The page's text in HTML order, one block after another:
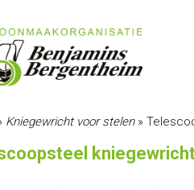
Kniegewricht voor stelen»